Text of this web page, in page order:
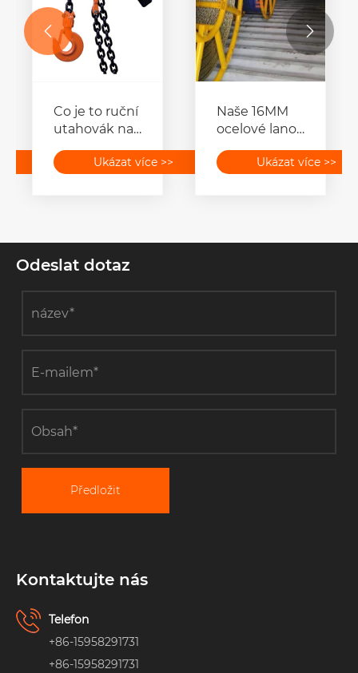
Co je to ruční
utahovák na
řetěz a jak
funguje?Ukázat více >>
Naše 16MM
ocelové lano
proti
kroucení bylo
Ukázat více >>
 
Odeslat dotaz
Předložit
Kontaktujte nás
Telefon
+86-15958291731
+86-15958291731